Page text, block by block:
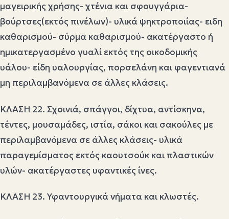
μαγειρικής χρήσης- χτένια και σφουγγάρια-
βούρτσες(εκτός πινέλων)- υλικά ψηκτροποιίας- ειδη
καθαρισμού- σύρμα καθαρισμού- ακατέργαστο ή
ημικατεργασμένο γυαλί εκτός της οικοδομικής
υάλου- είδη υαλουργίας, πορσελάνη και φαγεντιανά
μη περιλαμβανόμενα σε άλλες κλάσεις.
ΚΛΑΣΗ 22. Σχοινιά, σπάγγοι, δίχτυα, αντίσκηνα,
τέντες, μουσαμάδες, ιστία, σάκοι και σακούλες με
περιλαμβανόμενα σε άλλες κλάσεις- υλικά
παραγεμίσματος εκτός καουτσούκ και πλαστικών
υλών- ακατέργαστες υφαντικές ίνες.
ΚΛΑΣΗ 23. Υφαντουργικά νήματα και κλωστές.